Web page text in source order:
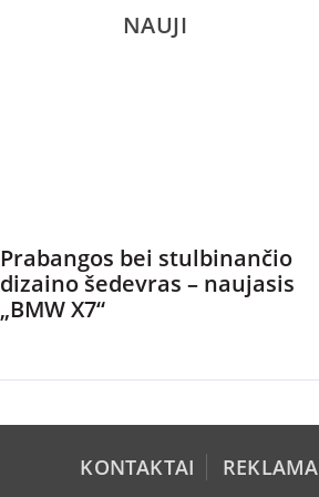
NAUJI
Prabangos bei stulbinančio
dizaino šedevras – naujasis
„BMW X7“
KONTAKTAI REKLAMA